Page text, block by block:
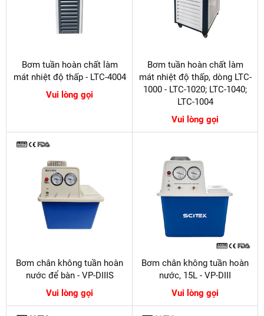
Bơm tuần hoàn chất làm
mát nhiệt độ thấp - LTC-4004
Vui lòng gọi
Bơm tuần hoàn chất làm
mát nhiệt độ thấp, dòng LTC-
1000 - LTC-1020; LTC-1040;
LTC-1004
Vui lòng gọi
Bơm chân không tuần hoàn
nước để bàn - VP-DIIIS
Vui lòng gọi
Bơm chân không tuần hoàn
nước, 15L - VP-DIII
Vui lòng gọi